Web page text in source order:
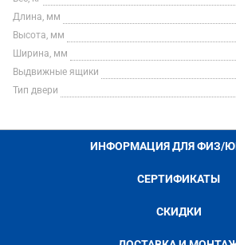
Длина, мм
Высота, мм
Ширина, мм
Выдвижные ящики
Тип двери
ИНФОРМАЦИЯ ДЛЯ ФИЗ/
СЕРТИФИКАТЫ
СКИДКИ